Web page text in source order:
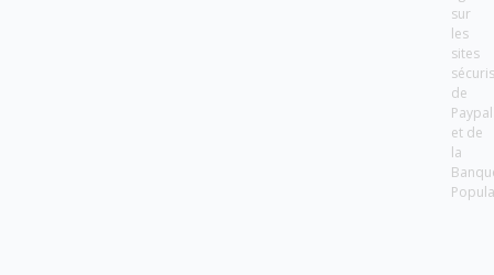
sur
les
sites
de
Paypal
et de
la